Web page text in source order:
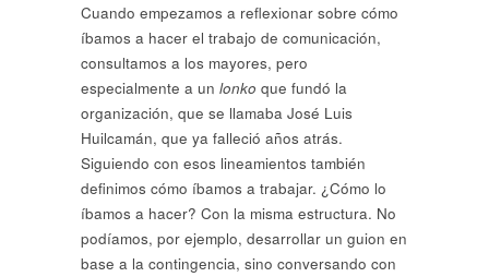
Cuando empezamos a reflexionar sobre cómo
íbamos a hacer el trabajo de comunicación,
consultamos a los mayores, pero
especialmente a un lonko que fundó la
organización, que se llamaba José Luis
Huilcamán, que ya falleció años atrás.
Siguiendo con esos lineamientos también
definimos cómo íbamos a trabajar. ¿Cómo lo
íbamos a hacer? Con la misma estructura. No
podíamos, por ejemplo, desarrollar un guion en
base a la contingencia, sino conversando con